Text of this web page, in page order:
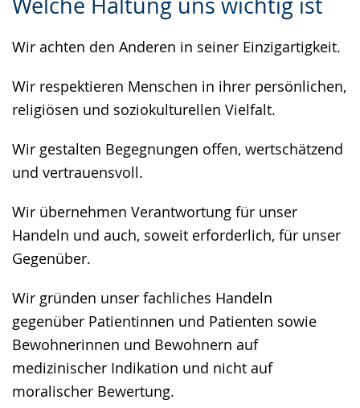
Wir achten den Anderen in seiner Einzigartigkeit.
Wir respektieren Menschen in ihrer persönlichen,
religiösen und soziokulturellen Vielfalt.
Wir gestalten Begegnungen offen, wertschätzend
und vertrauensvoll.
Wir übernehmen Verantwortung für unser
Handeln und auch, soweit erforderlich, für unser
Gegenüber.
Wir gründen unser fachliches Handeln
gegenüber Patientinnen und Patienten sowie
Bewohnerinnen und Bewohnern auf
medizinischer Indikation und nicht auf
moralischer Bewertung.
Leichten
wechseln.
Audio-
Video
Deutscher
Gebärdensprache
wird